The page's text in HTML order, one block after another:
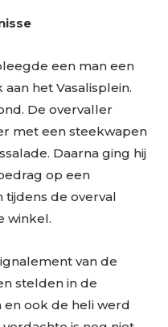
een man een
het Vasalisplein.
De overvaller
met een steekwapen
Daarna ging hij
op een
tijdens de overval
winkel.
van de
stelden in de
ook de heli werd